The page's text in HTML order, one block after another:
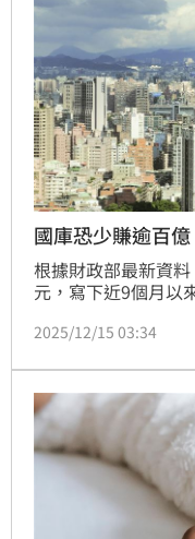
國庫恐少賺逾百
根據財政部最新資
元，寫下近9個月以
表示，推估全年房地
2025/12/15 03:34